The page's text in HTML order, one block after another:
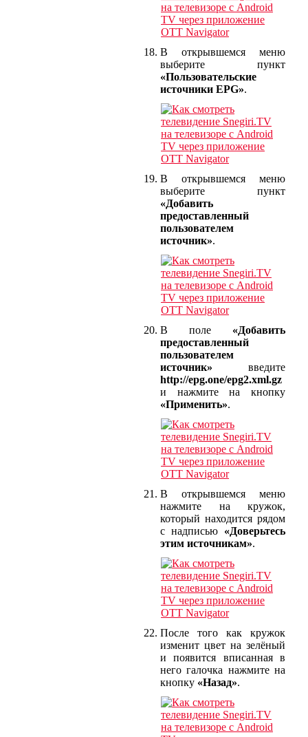
В открывшемся меню
выберите пункт
«Пользовательские
источники EPG».
В открывшемся меню
выберите пункт
«Добавить
предоставленный
пользователем
источник».
В поле «Добавить
предоставленный
пользователем
источник» введите
http://epg.one/epg2.xml.gz
и нажмите на кнопку
«Применить».
В открывшемся меню
нажмите на кружок,
который находится рядом
с надписью «Доверьтесь
этим источникам».
После того как кружок
изменит цвет на зелёный
и появится вписанная в
него галочка нажмите на
кнопку «Назад».